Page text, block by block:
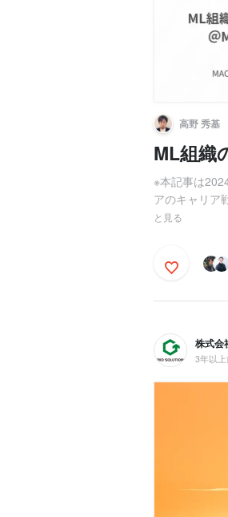
高野 秀基
ML組織
※本記事は
アのキャリア
と見る
株式会
3年以